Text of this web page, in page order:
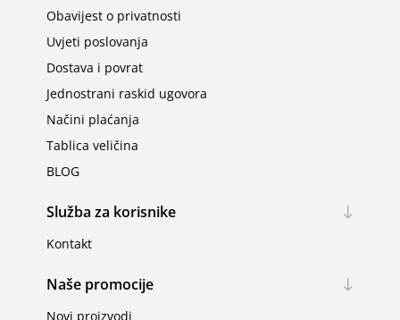
Obavijest o privatnosti
Uvjeti poslovanja
Dostava i povrat
Jednostrani raskid ugovora
Načini plaćanja
Tablica veličina
BLOG
Služba za korisnike
Kontakt
Naše promocije
Novi proizvodi